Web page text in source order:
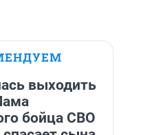
выходить
бойца СВО